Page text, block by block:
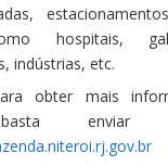
hospitais,
indústrias, etc.
obter mais
basta enviar